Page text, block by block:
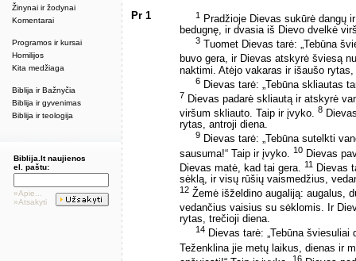
Žinynai ir žodynai
Komentarai
Programos ir kursai
Homilijos
Kita medžiaga
Biblija ir Bažnyčia
Biblija ir gyvenimas
Biblija ir teologija
Biblija.lt naujienos
el. paštu:
»Apie...
»Atsakyti
Pr 1 1
Pradžioje Dievas sukūrė dangų
bedugnę, ir dvasia iš Dievo dvelkė
3 Tuomet Dievas tarė: „Tebūna
buvo gera, ir Dievas atskyrė šviesą
naktimi. Atėjo vakaras ir išaušo rytas,
6 Dievas tarė: „Tebūna skliautas
7 Dievas padarė skliautą ir atskyrė
viršum skliauto. Taip ir įvyko. 8
rytas, antroji diena.
9 Dievas tarė: „Tebūna sutelkti
sausuma!“ Taip ir įvyko.
10 Dievas
Dievas matė, kad tai gera. 11
Dievas
sėklą, ir visų rūšių vaismedžius,
12 Žemė išželdino augaliją: augalus,
vedančius vaisius su sėklomis. Ir
rytas, trečioji diena.
14 Dievas tarė: „Tebūna
Teženklina jie metų laikus, dienas ir
16